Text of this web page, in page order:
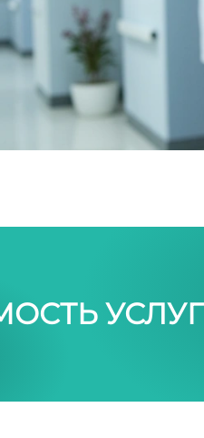
УСЛУГ